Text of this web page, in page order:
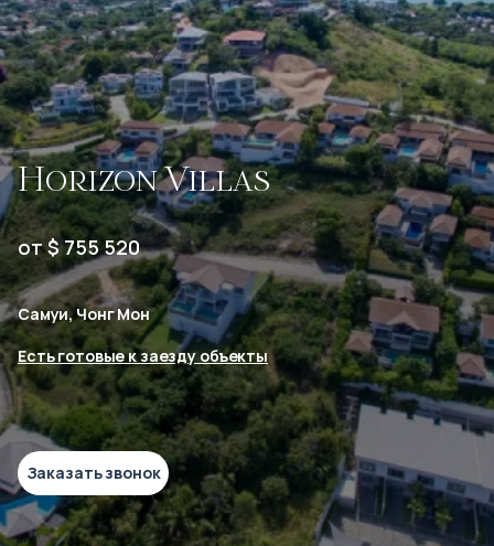
Horizon Villas
от $ 755 520
Самуи, Чонг Мон
Есть готовые к заезду объекты
Заказать звонок